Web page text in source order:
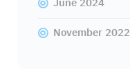
November 2022